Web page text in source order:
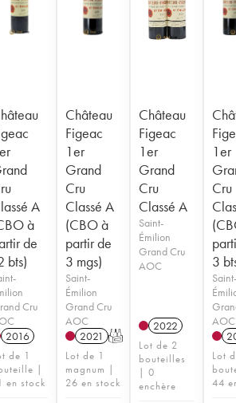
A
à
de
bts)
Cru
2016
de 1
|
en stock
Château
Figeac
1er
Grand
Cru
Classé A
(CBO à
partir de
3 mgs)
Saint-
Émilion
Grand Cru
AOC
2021 T
Lot de 1
magnum |
26 en stock
Château
Figeac
1er
Grand
Cru
Classé A
Saint-
Émilion
Grand Cru
AOC
2022
Lot de 2
bouteilles
| 0
enchère
1er
Cru
3
Saint-
AOC
Lot
44